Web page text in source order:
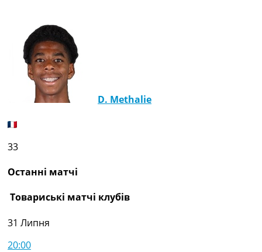
D. Methalie
33
Останні матчі
Товариські матчі клубів
31 Липня
20:00